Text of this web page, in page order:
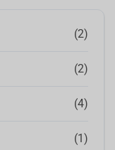
(2)
(2)
(4)
(1)